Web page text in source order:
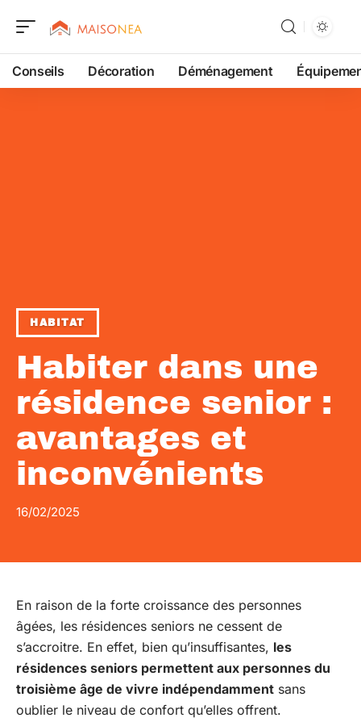
Conseils Décoration Déménagement
HABITAT
Habiter dans une
résidence senior :
avantages et
inconvénients
16/02/2025
En raison de la forte croissance des personnes
âgées, les résidences seniors ne cessent de
s’accroitre. En effet, bien qu’insuffisantes, les
résidences seniors permettent aux personnes du
troisième âge de vivre indépendamment sans
oublier le niveau de confort qu’elles offrent.